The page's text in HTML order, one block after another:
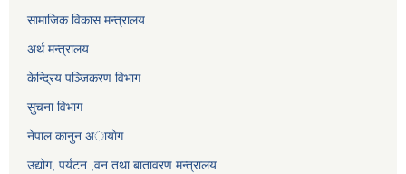
सामाजिक विकास मन्त्रालय
अर्थ मन्त्रालय
केन्द्रिय पञ्जिकरण विभाग
सुचना विभाग
नेपाल कानुन अायाेग
उद्योग, पर्यटन ,वन तथा बातावरण मन्त्रालय